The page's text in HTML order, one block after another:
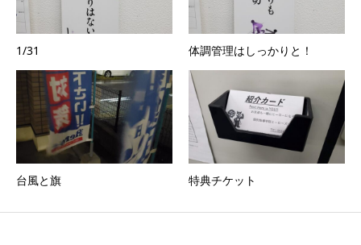
1/31 体調管理はしっかりと！
台風と旗 特典チケット